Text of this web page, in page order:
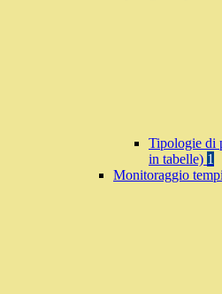
Tipologie di
in tabelle) 1
Monitoraggio